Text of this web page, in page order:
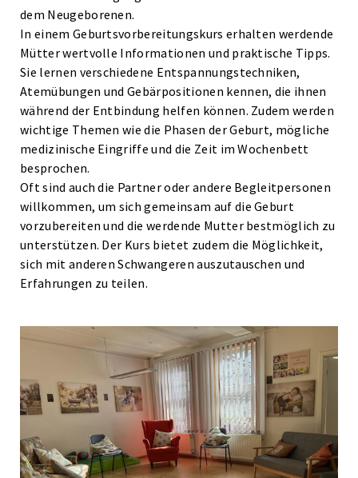
dem Neugeborenen.
In einem Geburtsvorbereitungskurs erhalten werdende
Mütter wertvolle Informationen und praktische Tipps.
Sie lernen verschiedene Entspannungstechniken,
Atemübungen und Gebärpositionen kennen, die ihnen
während der Entbindung helfen können. Zudem werden
wichtige Themen wie die Phasen der Geburt, mögliche
medizinische Eingriffe und die Zeit im Wochenbett
besprochen.
Oft sind auch die Partner oder andere Begleitpersonen
willkommen, um sich gemeinsam auf die Geburt
vorzubereiten und die werdende Mutter bestmöglich zu
unterstützen. Der Kurs bietet zudem die Möglichkeit,
sich mit anderen Schwangeren auszutauschen und
Erfahrungen zu teilen.